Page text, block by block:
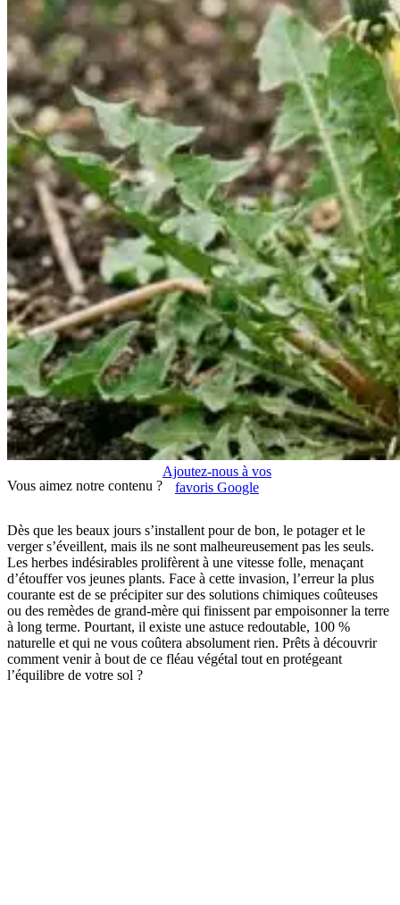
Vous aimez notre contenu ?
Ajoutez-nous à vos
favoris Google
Dès que les beaux jours s’installent pour de bon, le potager et le
verger s’éveillent, mais ils ne sont malheureusement pas les seuls.
Les herbes indésirables prolifèrent à une vitesse folle, menaçant
d’étouffer vos jeunes plants. Face à cette invasion, l’erreur la plus
courante est de se précipiter sur des solutions chimiques coûteuses
ou des remèdes de grand-mère qui finissent par empoisonner la terre
à long terme. Pourtant, il existe une astuce redoutable, 100 %
naturelle et qui ne vous coûtera absolument rien. Prêts à découvrir
comment venir à bout de ce fléau végétal tout en protégeant
l’équilibre de votre sol ?